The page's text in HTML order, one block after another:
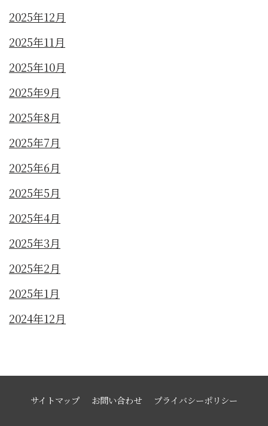
2025年12月
2025年11月
2025年10月
2025年9月
2025年8月
2025年7月
2025年6月
2025年5月
2025年4月
2025年3月
2025年2月
2025年1月
2024年12月
サイトマップ お問い合わせ プライバシーポリシー